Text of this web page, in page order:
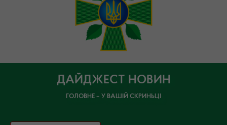
ДАЙДЖЕСТ НОВИН
ГОЛОВНЕ – У ВАШІЙ СКРИНЬЦІ